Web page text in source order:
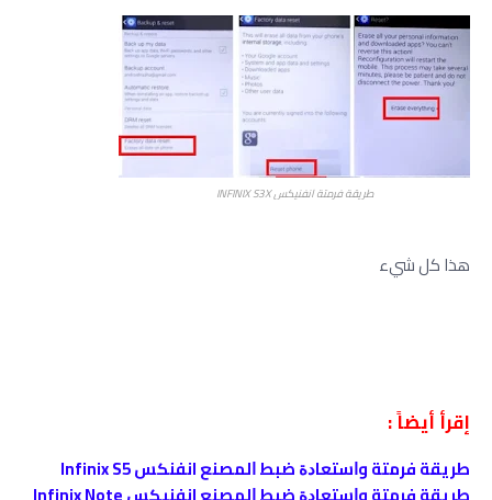
ﻃﺮﻳﻘﺔ فرمتة انفنيكس INFINIX S3X
هذا كل شيء
إقرأ أيضاً :
طريقة فرمتة وﺍﺳﺘﻌﺎﺩﺓ ﺿﺒﻂ ﺍﻟﻤﺼﻨﻊ انفنكس Infinix S5